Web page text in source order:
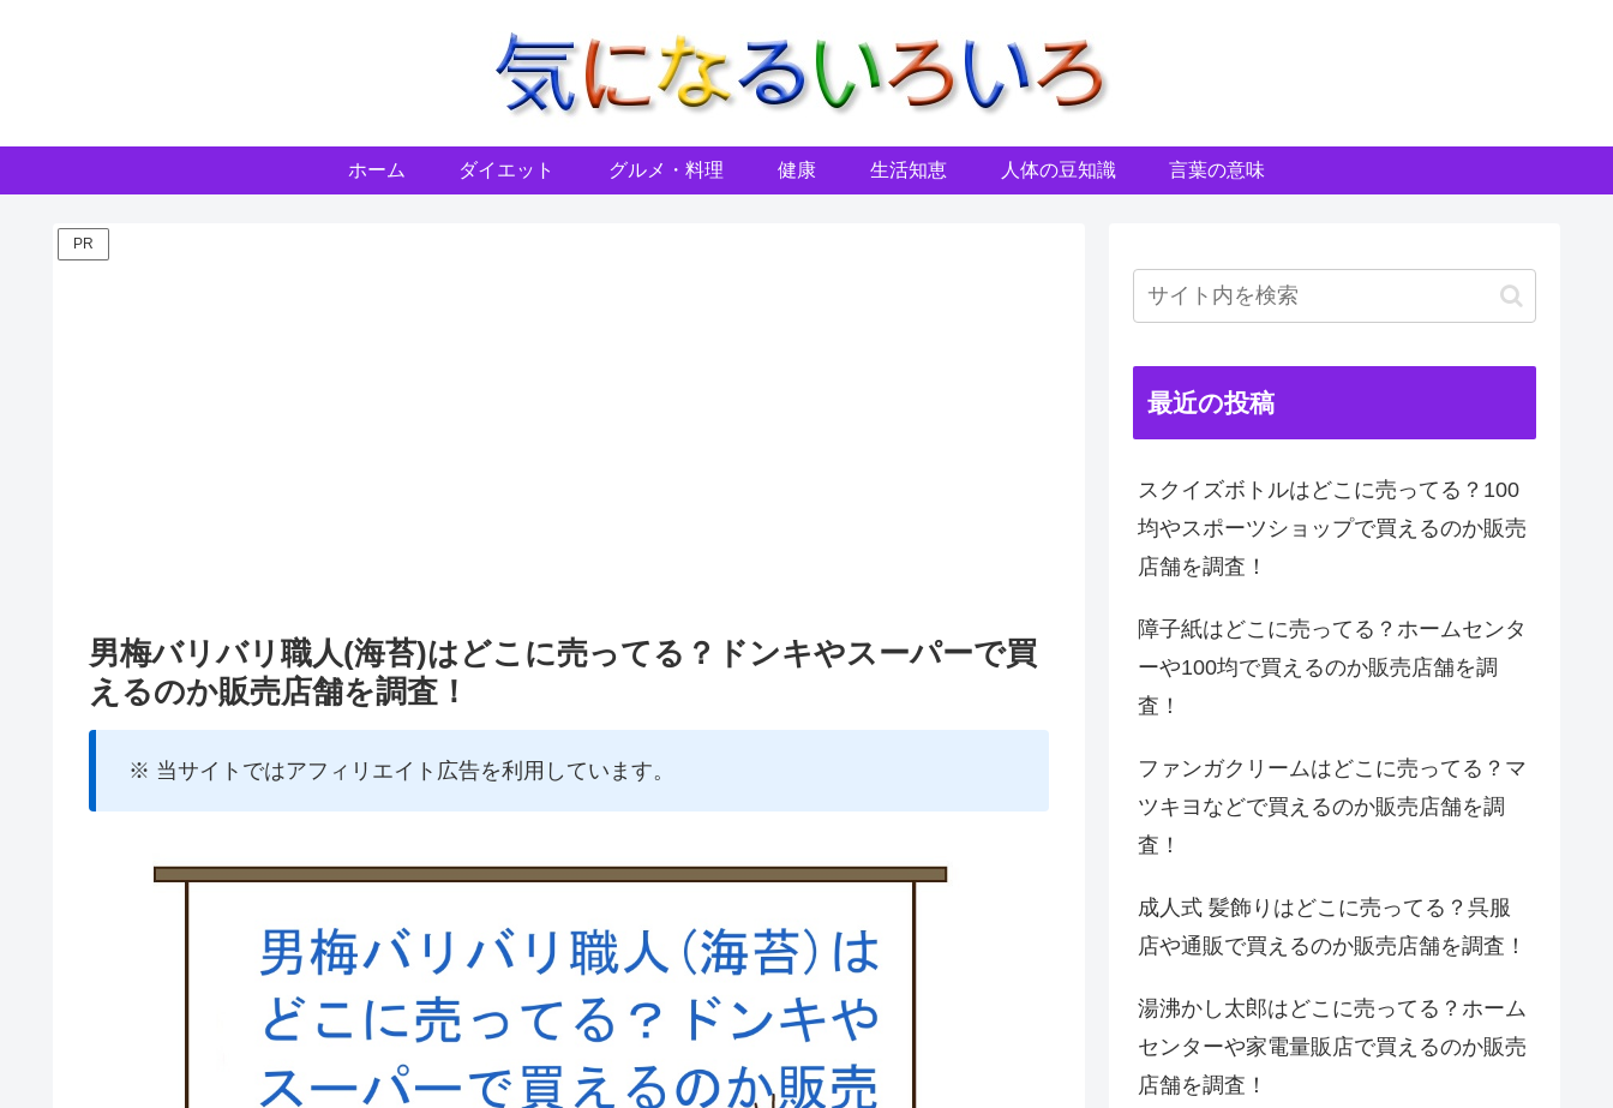
ホーム ダイエット グルメ・料理 健康 生活知恵 人体の豆知識 言葉の意味
PR
男梅バリバリ職人(海苔)はどこに売ってる？ドンキやスーパーで買
えるのか販売店舗を調査！
※ 当サイトではアフィリエイト広告を利用しています。
最近の投稿
スクイズボトルはどこに売ってる？100
均やスポーツショップで買えるのか販売
店舗を調査！
障子紙はどこに売ってる？ホームセンタ
ーや100均で買えるのか販売店舗を調
査！
ファンガクリームはどこに売ってる？マ
ツキヨなどで買えるのか販売店舗を調
査！
成人式 髪飾りはどこに売ってる？呉服
店や通販で買えるのか販売店舗を調査！
湯沸かし太郎はどこに売ってる？ホーム
センターや家電量販店で買えるのか販売
店舗を調査！